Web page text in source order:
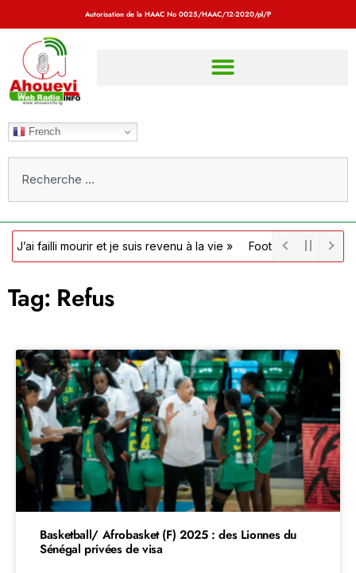
Autorisation de la HAAC No 0025/HAAC/12-2020/pl/P
French
mourir et je suis revenu à la vie » Football / Côte d’Ivoire :
Tag: Refus
Basketball/ Afrobasket (F) 2025 : des Lionnes du
Sénégal privées de visa